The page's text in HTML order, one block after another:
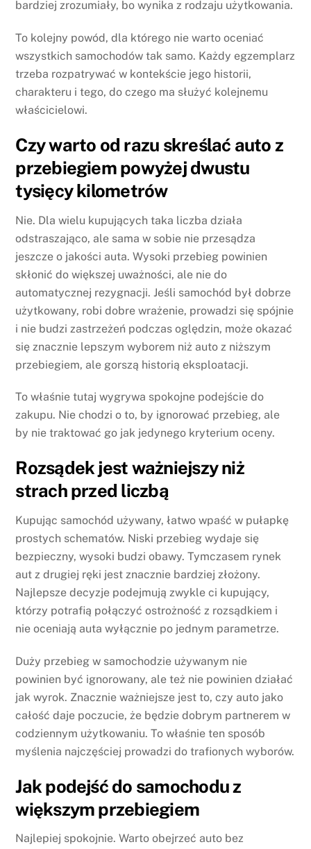
bardziej zrozumiały, bo wynika z rodzaju użytkowania.
To kolejny powód, dla którego nie warto oceniać
wszystkich samochodów tak samo. Każdy egzemplarz
trzeba rozpatrywać w kontekście jego historii,
charakteru i tego, do czego ma służyć kolejnemu
właścicielowi.
Czy warto od razu skreślać auto z
przebiegiem powyżej dwustu
tysięcy kilometrów
Nie. Dla wielu kupujących taka liczba działa
odstraszająco, ale sama w sobie nie przesądza
jeszcze o jakości auta. Wysoki przebieg powinien
skłonić do większej uważności, ale nie do
automatycznej rezygnacji. Jeśli samochód był dobrze
użytkowany, robi dobre wrażenie, prowadzi się spójnie
i nie budzi zastrzeżeń podczas oględzin, może okazać
się znacznie lepszym wyborem niż auto z niższym
przebiegiem, ale gorszą historią eksploatacji.
To właśnie tutaj wygrywa spokojne podejście do
zakupu. Nie chodzi o to, by ignorować przebieg, ale
by nie traktować go jak jedynego kryterium oceny.
Rozsądek jest ważniejszy niż
strach przed liczbą
Kupując samochód używany, łatwo wpaść w pułapkę
prostych schematów. Niski przebieg wydaje się
bezpieczny, wysoki budzi obawy. Tymczasem rynek
aut z drugiej ręki jest znacznie bardziej złożony.
Najlepsze decyzje podejmują zwykle ci kupujący,
którzy potrafią połączyć ostrożność z rozsądkiem i
nie oceniają auta wyłącznie po jednym parametrze.
Duży przebieg w samochodzie używanym nie
powinien być ignorowany, ale też nie powinien działać
jak wyrok. Znacznie ważniejsze jest to, czy auto jako
całość daje poczucie, że będzie dobrym partnerem w
codziennym użytkowaniu. To właśnie ten sposób
myślenia najczęściej prowadzi do trafionych wyborów.
Jak podejść do samochodu z
większym przebiegiem
Najlepiej spokojnie. Warto obejrzeć auto bez